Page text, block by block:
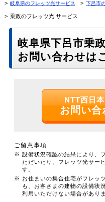
岐阜県のフレッツ光サービス 下呂市
乗政のフレッツ光 サービス
岐阜県下呂市乗
お問い合わせは
NTT西日
お問い合
ご留意事項
※ 設備状況確認の結果により、
ただいたり、フレッツ光サー
す。
※ お住まいの集合住宅がフレッ
も、お客さまの建物の設備状
利用いただけない場合がありま